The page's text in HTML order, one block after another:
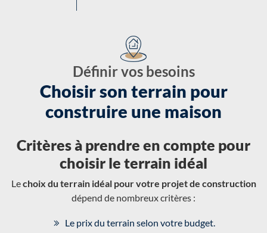
Définir vos besoins
Choisir son terrain pour
construire une maison
Critères à prendre en compte pour
choisir le terrain idéal
Lechoix du terrain idéal pour votre projet de construction
dépend de nombreux critères :
Le prix du terrain selon votre budget.